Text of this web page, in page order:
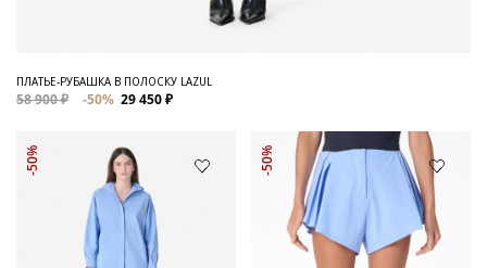
ПЛАТЬЕ-РУБАШКА В ПОЛОСКУ LAZUL
58 900 ₽ -50% 29 450 ₽
-50% -50%